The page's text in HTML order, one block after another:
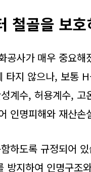
철골을 보
사가 매우 중요해
지 않으나, 보통
계수, 허용계수, 고
인명피해와 재산손
하도록 규정되어
지하여 인명구조